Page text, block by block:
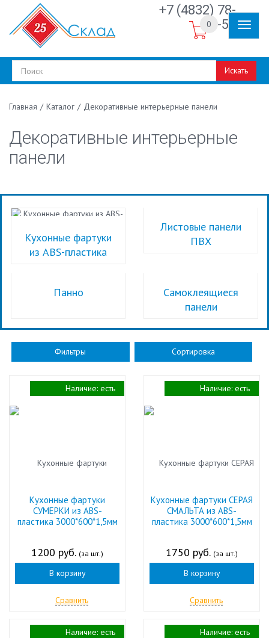
+7 (4832) 78-
30-50
Искать
0
Главная / Каталог / Декоративные интерьерные панели
Декоративные интерьерные
панели
Кухонные фартуки
из ABS-пластика
Листовые панели
ПВХ
Панно
Самоклеящиеся
панели
Фильтры Сортировка
Кухонные фартуки
СУМЕРКИ из ABS-
пластика 3000*600*1,5мм
1200 руб. (за шт.)
В корзину
Сравнить
Наличие: есть
Кухонные фартуки СЕРАЯ
СМАЛЬТА из ABS-
пластика 3000*600*1,5мм
1750 руб. (за шт.)
В корзину
Сравнить
Наличие: есть
Наличие: есть Наличие: есть